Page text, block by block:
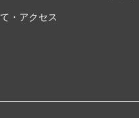
・アクセス